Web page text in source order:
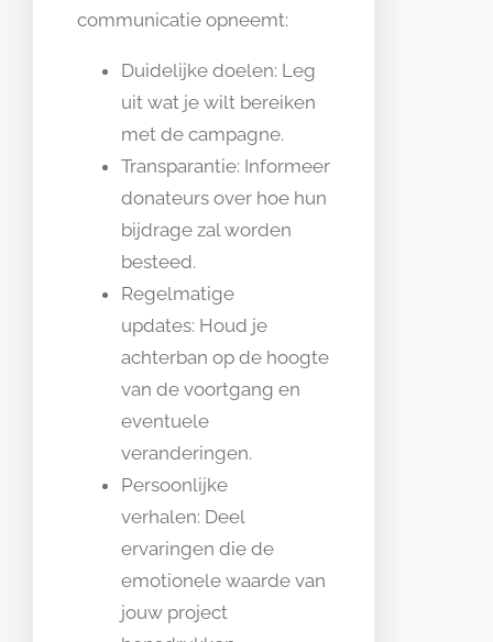
communicatie opneemt:
Duidelijke doelen: Leg
uit wat je wilt bereiken
met de campagne.
Transparantie: Informeer
donateurs over hoe hun
bijdrage zal worden
besteed.
Regelmatige
updates: Houd je
achterban op de hoogte
van de voortgang en
eventuele
veranderingen.
Persoonlijke
verhalen: Deel
ervaringen die de
emotionele waarde van
jouw project